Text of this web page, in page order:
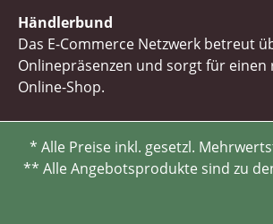
Händlerbund
Das E-Commerce Netzwerk betreut
Onlinepräsenzen und sorgt für einen
Online-Shop.
* Alle Preise inkl. gesetzl.
** Alle Angebotsprodukte sind zu